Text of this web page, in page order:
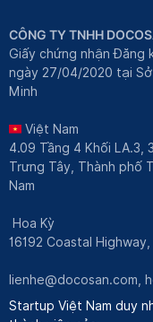
CÔNG TY TNHH
Giấy chứng nhận Đăng
ngày 27/04/2020 tại
Minh
Việt Nam
4.09 Tầng 4 Khối LA.3,
Trưng Tây, Thành phố
Nam
Hoa Kỳ
16192 Coastal
lienhe@docosan.com ,
Startup Việt Nam duy